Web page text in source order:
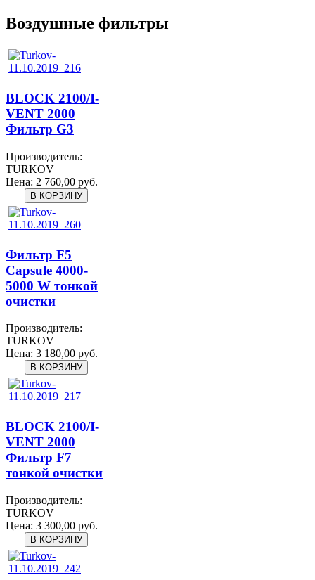
Воздушные фильтры
BLOCK 2100/I-
VENT 2000
Фильтр G3
Производитель:
TURKOV
Цена: 2 760,00 руб.
Фильтр F5
Capsule 4000-
5000 W тонкой
очистки
Производитель:
TURKOV
Цена: 3 180,00 руб.
BLOCK 2100/I-
VENT 2000
Фильтр F7
тонкой очистки
Производитель:
TURKOV
Цена: 3 300,00 руб.